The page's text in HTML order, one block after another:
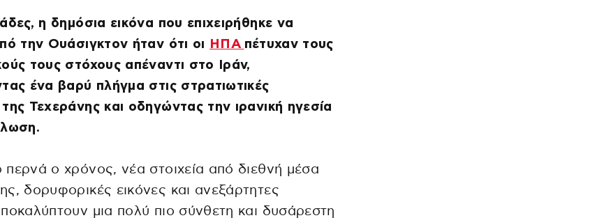
η δημόσια εικόνα που επιχειρήθηκε να
την Ουάσιγκτον ήταν ότι οι
ΗΠΑ πέτυχαν τους
τους στόχους απέναντι στο Ιράν,
ένα βαρύ πλήγμα στις στρατιωτικές
Τεχεράνης και οδηγώντας την ιρανική ηγεσία
ο χρόνος, νέα στοιχεία από διεθνή μέσα
δορυφορικές εικόνες και ανεξάρτητες
μια πολύ πιο σύνθετη και δυσάρεστη